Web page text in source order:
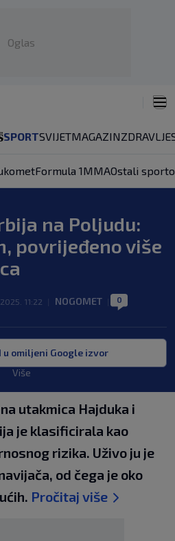
Oglas
SPORTSVIJETMAGAZINZDRAVLJE
Formula 1MMAOstali
na Poljudu:
povrijeđeno više
11:22 NOGOMET 0
u omiljeni Google izvor
Više
utakmica Hajduka i
je klasificirala kao
rizika. Uživo ju je
od čega je oko
Pročitaj više